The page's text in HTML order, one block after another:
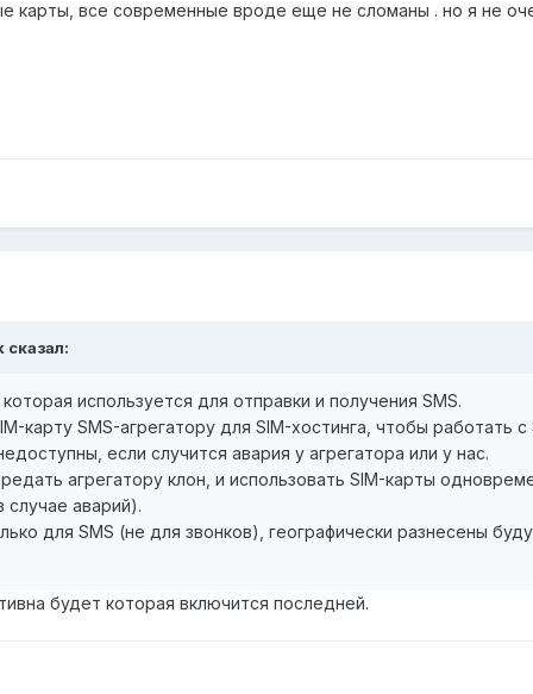
карты, все современные вроде еще не сломаны . но я не
сказал:
используется для отправки и получения SMS.
карту SMS-агрегатору для SIM-хостинга, чтобы работать с
если случится авария у агрегатора или у нас.
агрегатору клон, и использовать SIM-карты
аварий).
для SMS (не для звонков), географически разнесены
будет которая включится последней.